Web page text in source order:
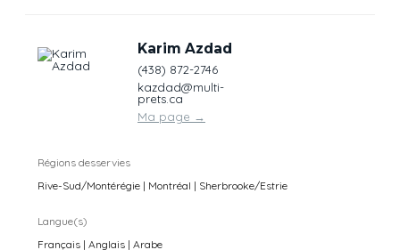
Karim Azdad
(438) 872-2746
kazdad@multi-
prets.ca
Ma page →
Régions desservies
Rive-Sud/Montérégie | Montréal | Sherbrooke/Estrie
Langue(s)
Français | Anglais | Arabe